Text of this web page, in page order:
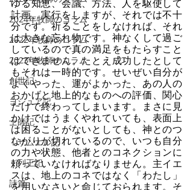
2024年牧師のコラム
2022年牧師のコラム
2023年牧師のコラム
創世記
ヨシュア記
士師記
Ⅰサムエル記
Ⅰ列王記
詩篇
ゆる知恵、会議、方法、人を駆使して
計画、実行をしますが、それでは不十
分です。祈ることをしなければ、それ
は大きな忘れ物です。神なくして過ご
しているので真の満足をもたらすこと
はできません。たとえ成功したとして
もそれは一時的です。せいぜい自分が
よくやった、運がよかった、あの人の
おかげと地上的なものへの評価、関心
だけで終わってしまいます。まさに見
かけではうまくやれていても、表面上
は困ることがないとしても、神とのつ
ながりが切れているので、いつも自分
の力や状態、他者とのコネクションに
頼っていなければなりません。主イエ
スは、地上のコネではなく「わたし」
を用いなさいと命じておられます。そ